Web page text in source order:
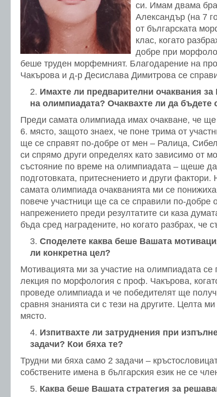
си. Имам двама
Александър (на 7
от българската
клас, когато
добре при
беше труден морфемният. Благодарение на
Чакърова и д-р Десислава Димитрова се
Имахте ли предварителни очаквания
на олимпиадата? Очаквахте ли да бъдете
Преди самата олимпиада имах очакване, че
6. място, защото знаех, че поне трима от
ще се справят по-добре от мен – Ралица,
си спрямо други определях като зависимо от
състояние по време на олимпиадата – щеше да
подготовката, притеснението и други
самата олимпиада очакванията ми се
повече участници ще са се справили по-добре
напрежението преди резултатите си каза
бъда сред наградените, но когато разбрах, че
Споделете каква беше Вашата
ли конкретна цел?
Мотивацията ми за участие на олимпиадата
лекция по морфология с проф. Чакърова,
проведе олимпиада и че победителят ще
сравня знанията си с тези на другите. Целта
място.
Изпитвахте ли затруднения при
задачи? Кои бяха те?
Трудни ми бяха само 2 задачи –
собствените имена в българския език не се
Каква беше Вашата стратегия за